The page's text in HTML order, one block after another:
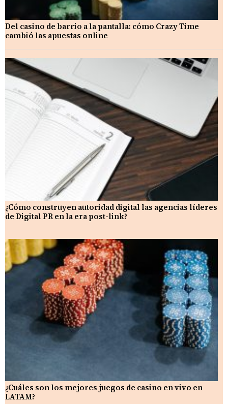
Del casino de barrio a la pantalla: cómo Crazy Time
cambió las apuestas online
¿Cómo construyen autoridad digital las agencias líderes
de Digital PR en la era post-link?
¿Cuáles son los mejores juegos de casino en vivo en
LATAM?